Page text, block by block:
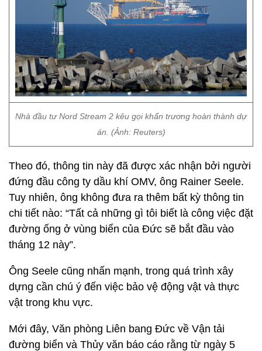
Nhà đầu tư Nord Stream 2 kêu gọi khẩn trương hoàn thành dự
án. (Ảnh: Reuters)
Theo đó, thông tin này đã được xác nhận bởi người
đứng đầu công ty dầu khí OMV, ông Rainer Seele.
Tuy nhiên, ông không đưa ra thêm bất kỳ thông tin
chi tiết nào: “Tất cả những gì tôi biết là công việc đặt
đường ống ở vùng biển của Đức sẽ bắt đầu vào
tháng 12 này”.
Ông Seele cũng nhấn mạnh, trong quá trình xây
dựng cần chú ý đến việc bảo vệ động vật và thực
vật trong khu vực.
Mới đây, Văn phòng Liên bang Đức về Vận tải
đường biển và Thủy văn báo cáo rằng từ ngày 5